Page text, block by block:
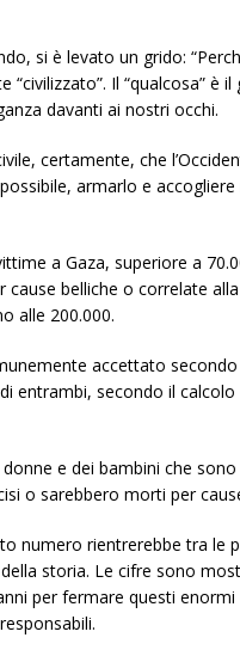
si è levato un grido:
“civilizzato”. Il “qualcosa”
davanti ai nostri occhi.
certamente, che
armarlo e
a Gaza, superiore a
belliche o correlate
alle 200.000.
accettato
entrambi, secondo il
e dei bambini che
o sarebbero morti per
numero rientrerebbe tra le
storia. Le cifre sono
per fermare questi